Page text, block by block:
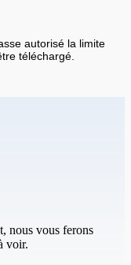
autorisé la limite
téléchargé.
nous vous ferons
voir.